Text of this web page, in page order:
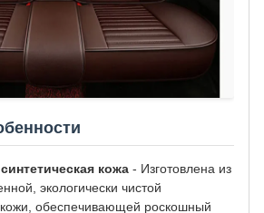
кожа - Изготовлена из
экологически чистой
кожи, обеспечивающей роскошный